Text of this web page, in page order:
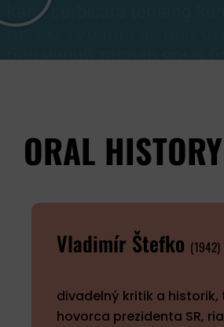
ORAL HISTORY
Vladimír Štefko (1942)
divadelný kritik a
hovorca prezidenta SR,